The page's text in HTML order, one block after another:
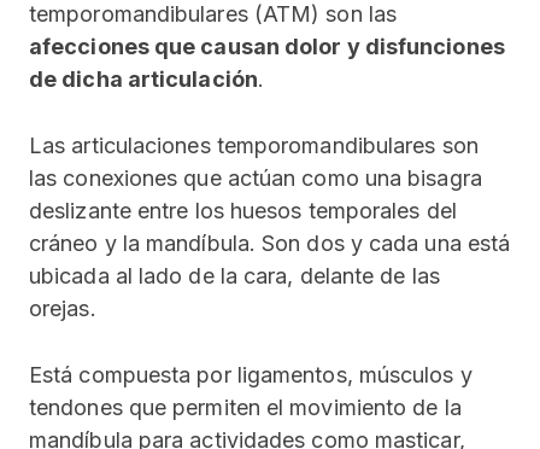
temporomandibulares (ATM) son las
afecciones que causan dolor y disfunciones
de dicha articulación.
Las articulaciones temporomandibulares son
las conexiones que actúan como una bisagra
deslizante entre los huesos temporales del
cráneo y la mandíbula. Son dos y cada una está
ubicada al lado de la cara, delante de las
orejas.
Está compuesta por ligamentos, músculos y
tendones que permiten el movimiento de la
mandíbula para actividades como masticar,